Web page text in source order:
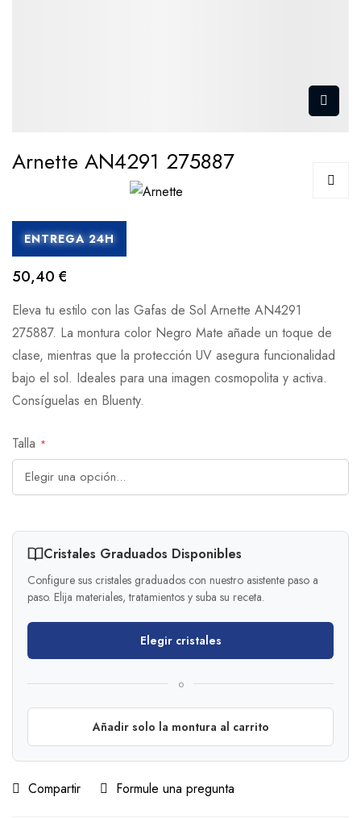
Arnette AN4291 275887
ENTREGA 24H
50,40 €
Eleva tu estilo con las Gafas de Sol Arnette AN4291
275887. La montura color Negro Mate añade un toque de
clase, mientras que la protección UV asegura funcionalidad
bajo el sol. Ideales para una imagen cosmopolita y activa.
Consíguelas en Bluenty.
Talla
Cristales Graduados Disponibles
Configure sus cristales graduados con nuestro asistente paso a
paso. Elija materiales, tratamientos y suba su receta.
Elegir cristales
o
Añadir solo la montura al carrito
Compartir Formule una pregunta